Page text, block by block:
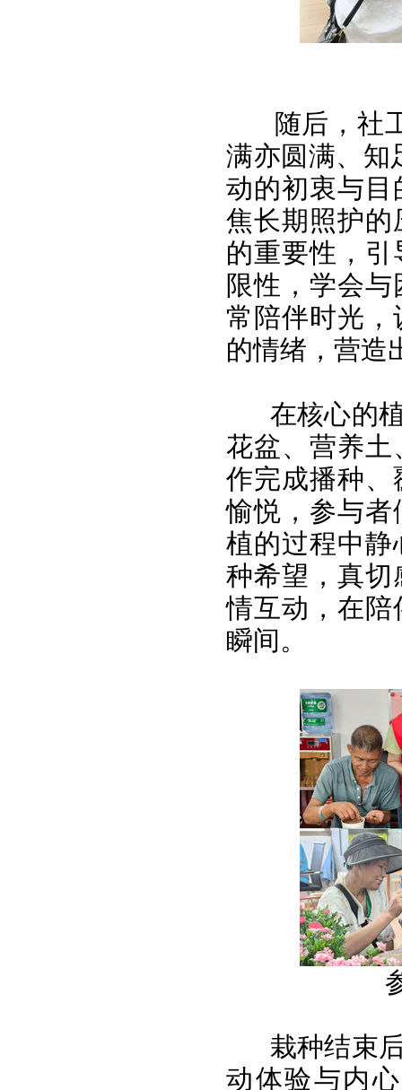
随后，社
满亦圆满、知
动的初衷与
焦长期照护
的重要性，
限性，学会
常陪伴时光
的情绪，营造
在核心的
花盆、营养
作完成播种
愉悦，参与
植的过程中
种希望，真
情互动，在
瞬间。
栽种结束
动体验与内